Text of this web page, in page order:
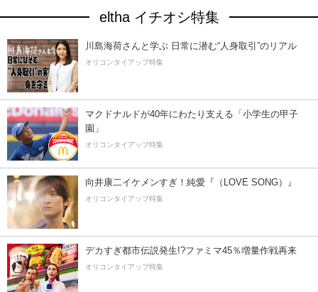
eltha イチオシ特集
川島海荷さんと学ぶ 日常に潜む“人身取引”のリアル
オリコンタイアップ特集
マクドナルドが40年にわたり支える「小学生の甲子
園」
オリコンタイアップ特集
向井康二イケメンすぎ！純愛『（LOVE SONG）』
オリコンタイアップ特集
デカすぎ都市伝説発生!?ファミマ45％増量作戦再来
オリコンタイアップ特集